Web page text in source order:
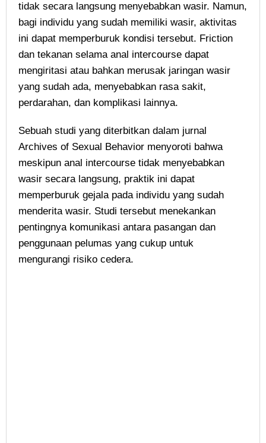
tidak secara langsung menyebabkan wasir. Namun,
bagi individu yang sudah memiliki wasir, aktivitas
ini dapat memperburuk kondisi tersebut. Friction
dan tekanan selama anal intercourse dapat
mengiritasi atau bahkan merusak jaringan wasir
yang sudah ada, menyebabkan rasa sakit,
perdarahan, dan komplikasi lainnya.
Sebuah studi yang diterbitkan dalam jurnal
Archives of Sexual Behavior menyoroti bahwa
meskipun anal intercourse tidak menyebabkan
wasir secara langsung, praktik ini dapat
memperburuk gejala pada individu yang sudah
menderita wasir. Studi tersebut menekankan
pentingnya komunikasi antara pasangan dan
penggunaan pelumas yang cukup untuk
mengurangi risiko cedera.